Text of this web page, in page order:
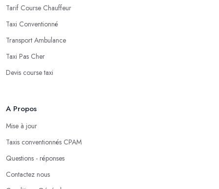
Tarif Course Chauffeur
Taxi Conventionné
Transport Ambulance
Taxi Pas Cher
Devis course taxi
A Propos
Mise à jour
Taxis conventionnés CPAM
Questions - réponses
Contactez nous